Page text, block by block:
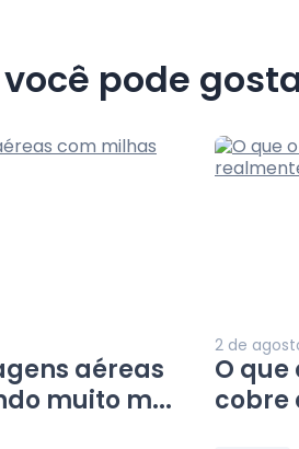
pode
aéreas
muito m...
2 de
O
cobre